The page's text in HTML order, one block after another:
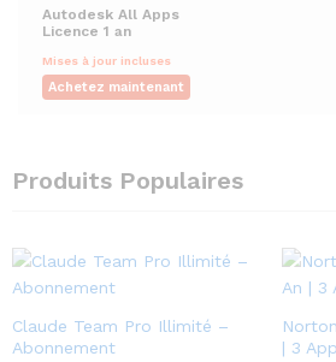
Autodesk All Apps
Licence 1 an
Mises à jour incluses
Achetez maintenant
Produits Populaires
Claude Team Pro Illimité –
Abonnement
| 3